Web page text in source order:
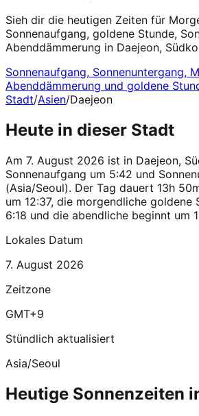
Sieh dir die heutigen Zeiten für
Sonnenaufgang, goldene Stunde,
Abenddämmerung in Daejeon,
Sonnenaufgang, Sonnenuntergang,
Abenddämmerung und goldene
Stadt/Asien/Daejeon
Heute in dieser Stadt
Am 7. August 2026 ist in Daejeon,
Sonnenaufgang um 5:42 und
(Asia/Seoul). Der Tag dauert 13h
um 12:37, die morgendliche goldene
6:18 und die abendliche beginnt um
Lokales Datum
7. August 2026
Zeitzone
GMT+9
Stündlich aktualisiert
Asia/Seoul
Heutige Sonnenzeiten